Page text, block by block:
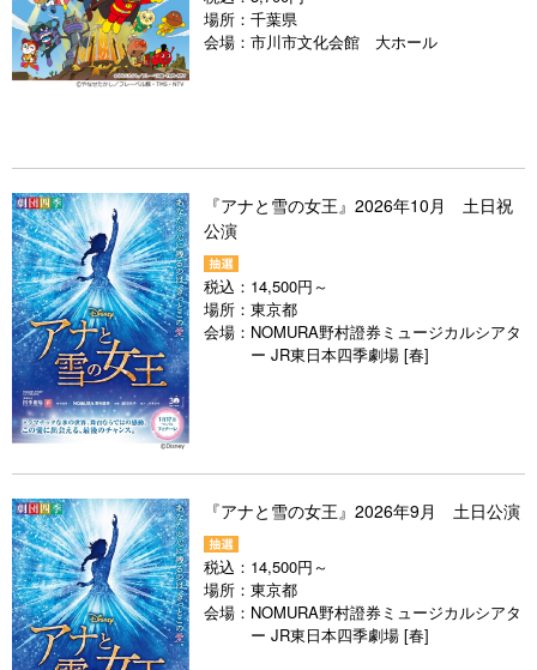
場所： 千葉県
会場： 市川市文化会館 大ホール
『アナと雪の女王』2026年10月 土日祝
公演
税込： 14,500円～
場所： 東京都
会場： NOMURA野村證券ミュージカルシアタ
ー JR東日本四季劇場 [春]
『アナと雪の女王』2026年9月 土日公演
税込： 14,500円～
場所： 東京都
会場： NOMURA野村證券ミュージカルシアタ
ー JR東日本四季劇場 [春]